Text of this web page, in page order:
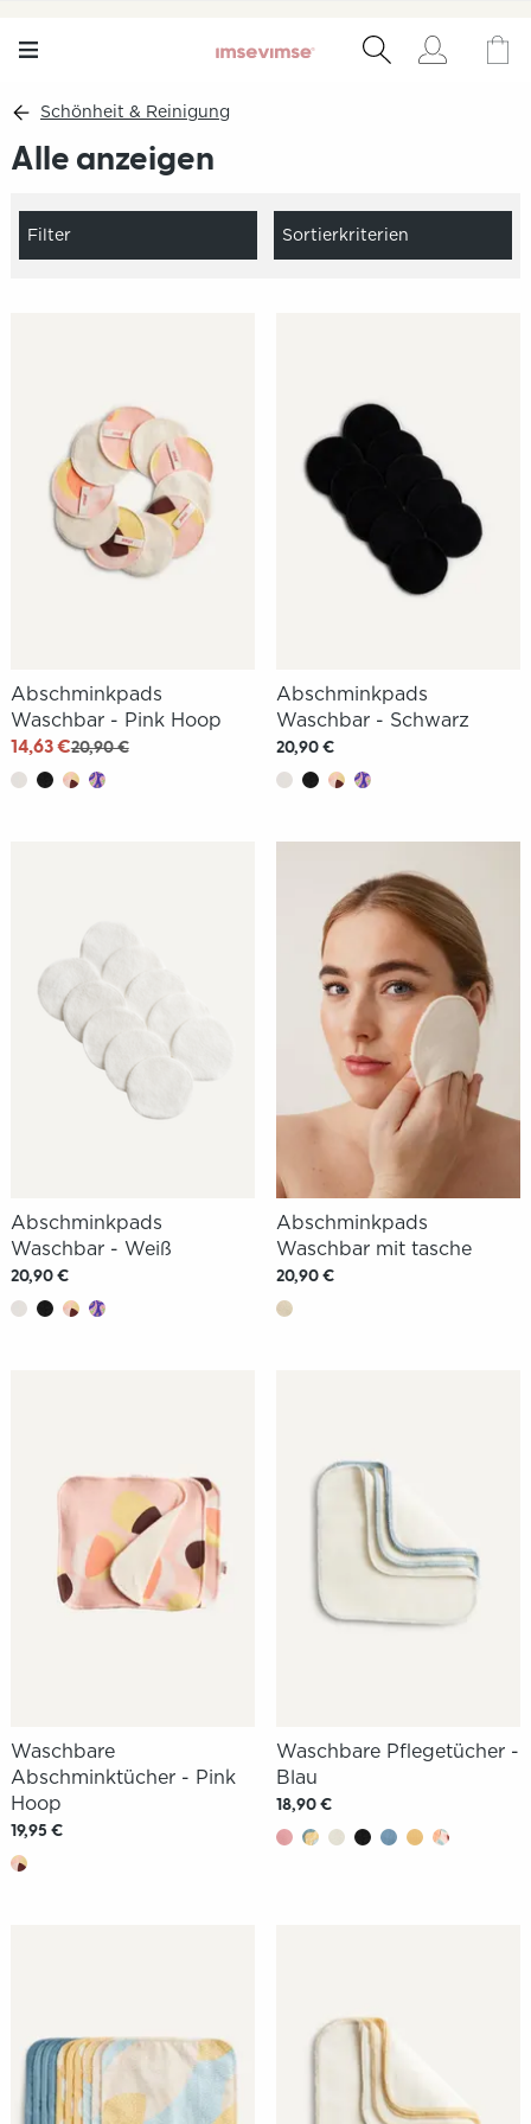
Schönheit & Reinigung
Alle anzeigen
Filter Sortierkriterien
Abschminkpads
Waschbar - Pink Hoop
14,63 €20,90 €
Abschminkpads
Waschbar - Schwarz
20,90 €
Abschminkpads
Waschbar - Weiß
20,90 €
Abschminkpads
Waschbar mit tasche
20,90 €
Waschbare
Abschminktücher - Pink
Hoop
19,95 €
Waschbare Pflegetücher -
Blau
18,90 €